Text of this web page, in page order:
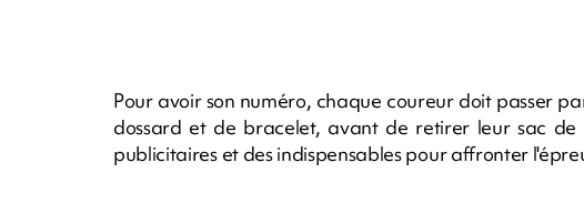
Pour avoir son numéro, chaque coureur doit passer
dossard et de bracelet, avant de retirer leur sac
publicitaires et des indispensables pour affronter